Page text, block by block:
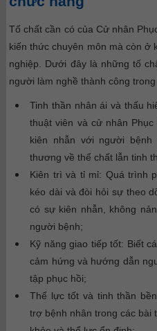
Tố chất cần có của Cử nhân
kiến thức chuyên môn mà còn ở
nghiệp. Dưới đây là những tố
người làm nghề thành công
Tinh thần nhân ái và thấu
thuật viên và cử nhân
kiên nhẫn với người
thương về thể chất lẫn tinh
Kiên trì và tỉ mỉ: Quá trình
kéo dài và đòi hỏi sự theo
có sự kiên nhẫn, không
người bệnh;
Kỹ năng giao tiếp tốt: Biết
cảm hứng và hướng dẫn
tập phục hồi;
Thể lực tốt và tinh thần
trợ bệnh nhân trong các bài